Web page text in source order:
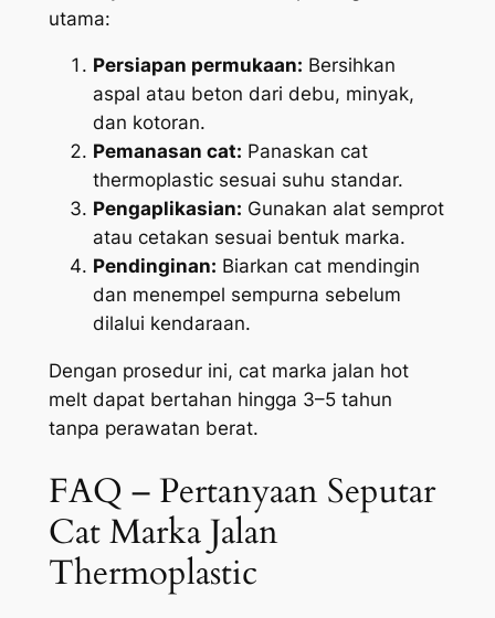
utama:
Persiapan permukaan: Bersihkan
aspal atau beton dari debu, minyak,
dan kotoran.
Pemanasan cat: Panaskan cat
thermoplastic sesuai suhu standar.
Pengaplikasian: Gunakan alat semprot
atau cetakan sesuai bentuk marka.
Pendinginan: Biarkan cat mendingin
dan menempel sempurna sebelum
dilalui kendaraan.
Dengan prosedur ini, cat marka jalan hot
melt dapat bertahan hingga 3–5 tahun
tanpa perawatan berat.
FAQ – Pertanyaan Seputar
Cat Marka Jalan
Thermoplastic